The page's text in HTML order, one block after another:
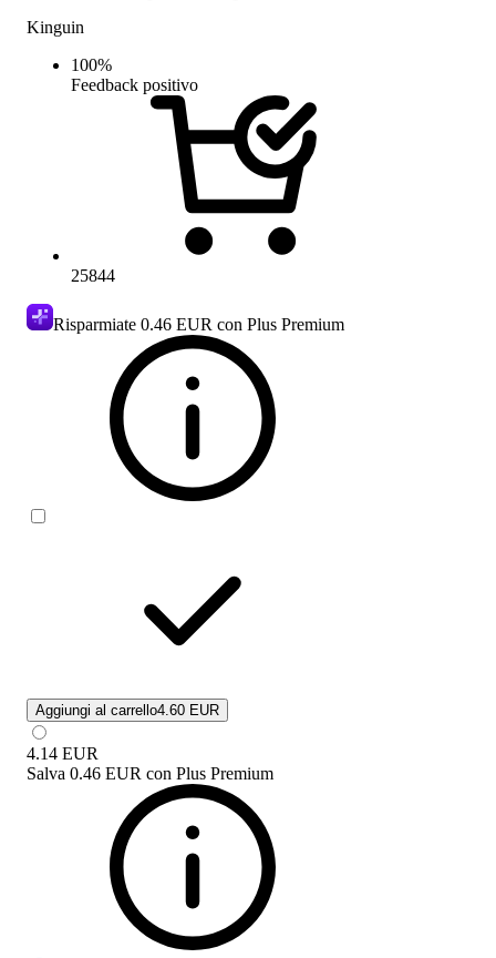
Kinguin
100%
Feedback positivo
25844
Risparmiate 0.46 EUR con Plus Premium
Aggiungi al carrello4.60 EUR
4.14 EUR
Salva 0.46 EUR con Plus Premium